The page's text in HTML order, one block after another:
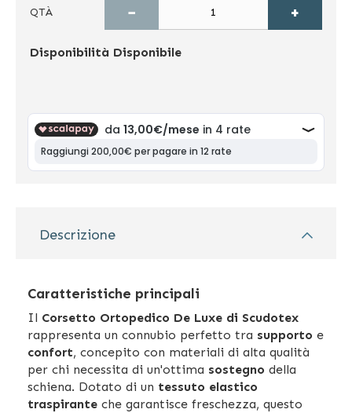
QTÀ − +
Disponibilità Disponibile
Descrizione
Caratteristiche principali
Il Corsetto Ortopedico De Luxe di Scudotex
rappresenta un connubio perfetto tra supporto e
confort, concepito con materiali di alta qualità
per chi necessita di un'ottima sostegno della
schiena. Dotato di un tessuto elastico
traspirante che garantisce freschezza, questo